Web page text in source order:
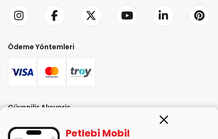
Ödeme Yöntemleri
Güvenilir Alışveriş
Petlebi Mobil